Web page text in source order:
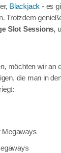
Blackjack - es
Trotzdem
Slot Sessions,
möchten wir an
die man in
Megaways